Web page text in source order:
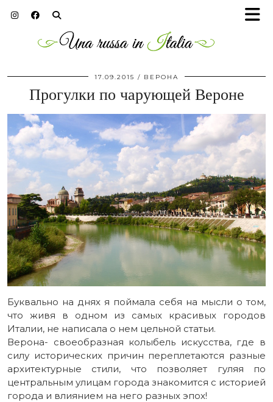
17.09.2015 ВЕРОНА
Прогулки по чарующей Вероне
Буквально на днях я поймала себя на мысли о том,
что живя в одном из самых красивых городов
Италии, не написала о нем цельной статьи.
Верона- своеобразная колыбель искусства, где в
силу исторических причин переплетаются разные
архитектурные стили, что позволяет гуляя по
центральным улицам города знакомится с историей
города и влиянием на него разных эпох!